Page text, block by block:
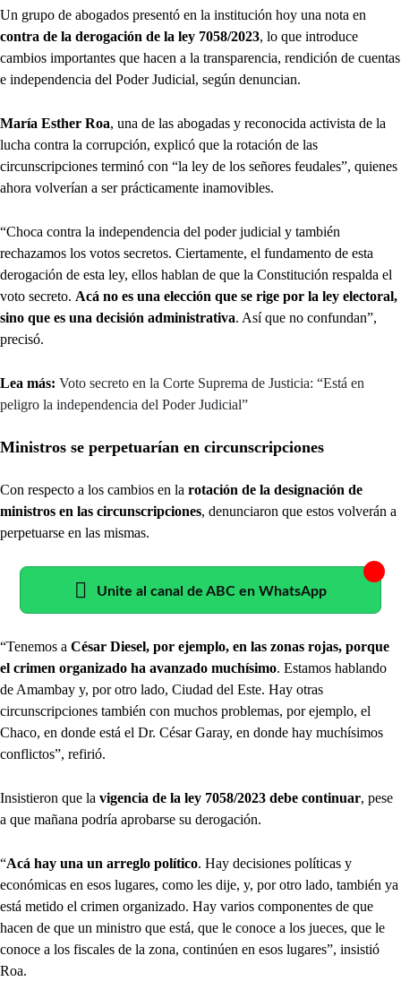
Un grupo de abogados presentó en la institución hoy una nota en
contra de la derogación de la ley 7058/2023, lo que introduce
cambios importantes que hacen a la transparencia, rendición de cuentas
e independencia del Poder Judicial, según denuncian.
María Esther Roa, una de las abogadas y reconocida activista de la
lucha contra la corrupción, explicó que la rotación de las
circunscripciones terminó con “la ley de los señores feudales”, quienes
ahora volverían a ser prácticamente inamovibles.
“Choca contra la independencia del poder judicial y también
rechazamos los votos secretos. Ciertamente, el fundamento de esta
derogación de esta ley, ellos hablan de que la Constitución respalda el
voto secreto. Acá no es una elección que se rige por la ley electoral,
sino que es una decisión administrativa. Así que no confundan”,
precisó.
Lea más: Voto secreto en la Corte Suprema de Justicia: “Está en
peligro la independencia del Poder Judicial”
Ministros se perpetuarían en circunscripciones
Con respecto a los cambios en la rotación de la designación de
ministros en las circunscripciones, denunciaron que estos volverán a
perpetuarse en las mismas.
Unite al canal de ABC en WhatsApp
“Tenemos a César Diesel, por ejemplo, en las zonas rojas, porque
el crimen organizado ha avanzado muchísimo. Estamos hablando
de Amambay y, por otro lado, Ciudad del Este. Hay otras
circunscripciones también con muchos problemas, por ejemplo, el
Chaco, en donde está el Dr. César Garay, en donde hay muchísimos
conflictos”, refirió.
Insistieron que la vigencia de la ley 7058/2023 debe continuar, pese
a que mañana podría aprobarse su derogación.
“Acá hay una un arreglo político. Hay decisiones políticas y
económicas en esos lugares, como les dije, y, por otro lado, también ya
está metido el crimen organizado. Hay varios componentes de que
hacen de que un ministro que está, que le conoce a los jueces, que le
conoce a los fiscales de la zona, continúen en esos lugares”, insistió
Roa.